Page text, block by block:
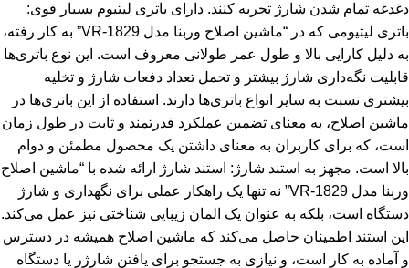
دغدغه تمام شدن شارژ تجربه کنند. دارای باتری لیتیوم بسیار قوی:
باتری لیتیومی که در “ماشین اصلاح وربنا مدل VR-1829” به کار رفته،
به دلیل کارایی بالا و طول عمر طولانی معروف است. این نوع باتری‌ها
قابلیت نگه‌داری شارژ بیشتر و تحمل تعداد دفعات شارژ و تخلیه
بیشتری نسبت به سایر انواع باتری‌ها دارند. استفاده از این باتری‌ها در
ماشین اصلاح، به معنای تضمین عملکرد قدرتمند و ثابت در طول زمان
است، که برای کاربران به معنای داشتن یک محصول مطمئن و دوام
بالا است. مجهز به استند شارژ: استند شارژ ارائه شده با “ماشین اصلاح
وربنا مدل VR-1829” نه تنها یک راهکار عملی برای نگهداری و شارژ
دستگاه است، بلکه به عنوان یک المان زیبایی شناختی نیز عمل می‌کند.
این استند اطمینان حاصل می‌کند که ماشین اصلاح همیشه در دسترس
و آماده به کار است، و نیازی به جستجو برای یافتن شارژر یا دستگاه